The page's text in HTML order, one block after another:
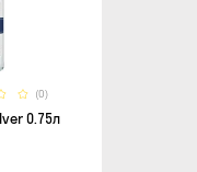
(0)
0.75л